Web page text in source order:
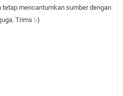
tetap mencantumkan sumber dengan
Trims :-)